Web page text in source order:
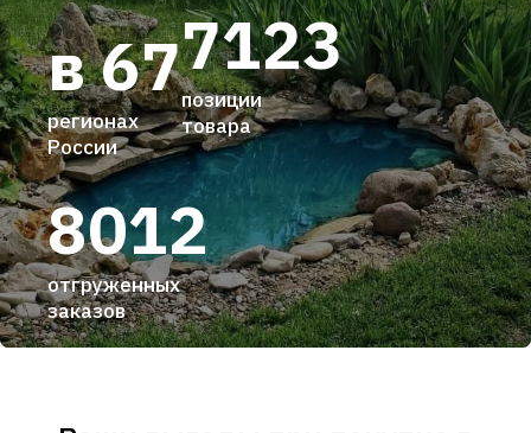
7123
позиции
товара
8012
отгруженных
заказов
в 67
регионах
России